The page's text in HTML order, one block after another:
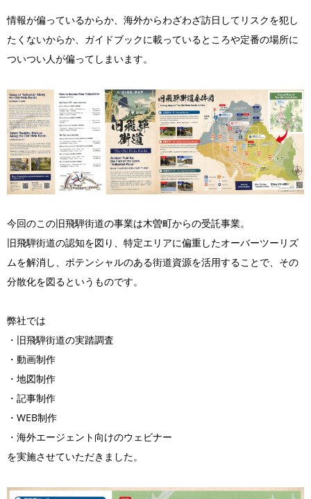
情報が偏っているからか、海外からわざわざ訪日してリスクを犯し
たくないからか、ガイドブックに載っているところや定番の場所に
ついつい人が偏ってしまいます。
今回のこの旧飛騨街道の事業は木曽町からの受託事業。
旧飛騨街道の認知を図り、特定エリアに偏重したオーバーツーリズ
ムを解消し、ポテンシャルのある街道資源を活用することで、その
分散化を図るというものです。
弊社では
・旧飛騨街道の実踏調査
・動画制作
・地図制作
・記事制作
・WEB制作
・海外エージェント向けのウェビナー
を実施させていただきました。